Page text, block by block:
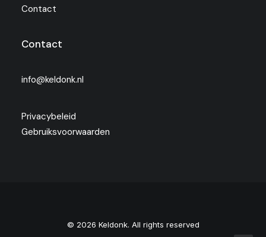
Contact
Contact
info@keldonk.nl
Privacybeleid
Gebruiksvoorwaarden
© 2026 Keldonk. All rights reserved